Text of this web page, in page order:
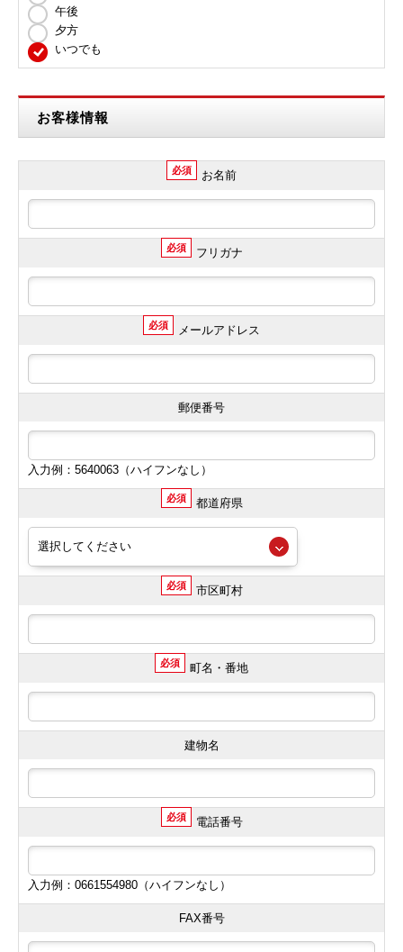
午後
夕方
いつでも
お客様情報
必須 お名前
必須 フリガナ
必須 メールアドレス
郵便番号
入力例：5640063（ハイフンなし）
必須 都道府県
必須 市区町村
必須 町名・番地
建物名
必須 電話番号
入力例：0661554980（ハイフンなし）
FAX番号